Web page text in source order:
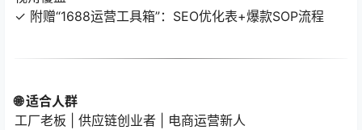
✓ 附赠“1688运营工具箱”：SEO优化表+爆款SOP流程
🌐 适合人群
工厂老板 | 供应链创业者 | 电商运营新人